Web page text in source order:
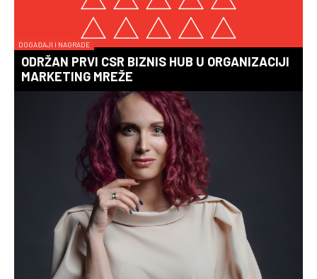
DOGAĐAJI I NAGRADE
ODRŽAN PRVI CSR BIZNIS HUB U ORGANIZACIJI
MARKETING MREŽE